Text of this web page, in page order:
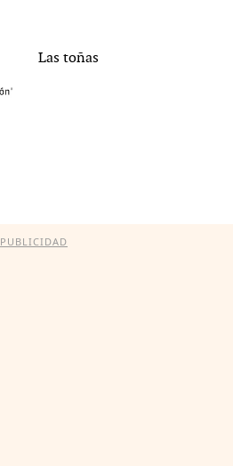
Las toñas
PUBLICIDAD